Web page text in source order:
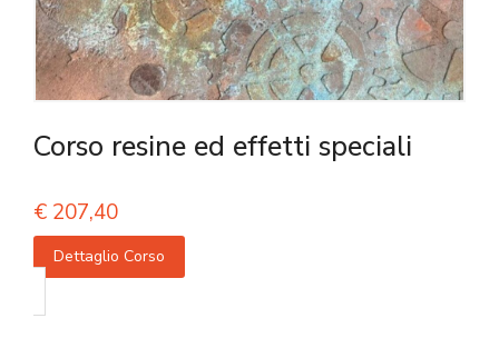
Corso resine ed effetti speciali
€ 207,40
Dettaglio Corso